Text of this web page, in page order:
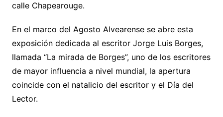
calle Chapearouge.
En el marco del Agosto Alvearense se abre esta
exposición dedicada al escritor Jorge Luis Borges,
llamada “La mirada de Borges”, uno de los escritores
de mayor influencia a nivel mundial, la apertura
coincide con el natalicio del escritor y el Día del
Lector.